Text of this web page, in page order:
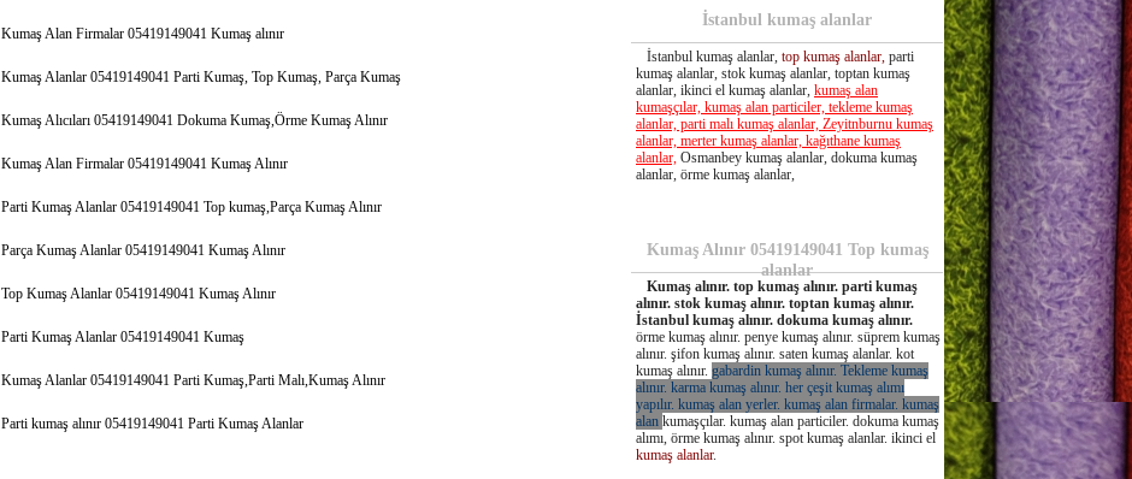
Kumaş Alan Firmalar 05419149041 Kumaş alınır
Kumaş Alanlar 05419149041 Parti Kumaş, Top Kumaş, Parça Kumaş
Kumaş Alıcıları 05419149041 Dokuma Kumaş,Örme Kumaş Alınır
Kumaş Alan Firmalar 05419149041 Kumaş Alınır
Parti Kumaş Alanlar 05419149041 Top kumaş,Parça Kumaş Alınır
Parça Kumaş Alanlar 05419149041 Kumaş Alınır
Top Kumaş Alanlar 05419149041 Kumaş Alınır
Parti Kumaş Alanlar 05419149041 Kumaş
Kumaş Alanlar 05419149041 Parti Kumaş,Parti Malı,Kumaş Alınır
Parti kumaş alınır 05419149041 Parti Kumaş Alanlar
İstanbul kumaş alanlar
İstanbul kumaş alanlar, top kumaş alanlar, parti
kumaş alanlar, stok kumaş alanlar, toptan kumaş
alanlar, ikinci el kumaş alanlar, kumaş alan
kumaşçılar, kumaş alan particiler, tekleme kumaş
alanlar, parti malı kumaş alanlar, Zeyitnburnu kumaş
alanlar, merter kumaş alanlar, kağıthane kumaş
alanlar, Osmanbey kumaş alanlar, dokuma kumaş
alanlar, örme kumaş alanlar,
Kumaş Alınır 05419149041 Top kumaş
alanlar
Kumaş alınır. top kumaş alınır. parti kumaş
alınır. stok kumaş alınır. toptan kumaş alınır.
İstanbul kumaş alınır. dokuma kumaş alınır.
örme kumaş alınır. penye kumaş alınır. süprem kumaş
alınır. şifon kumaş alınır. saten kumaş alanlar. kot
kumaş alınır. gabardin kumaş alınır. Tekleme kumaş
alınır. karma kumaş alınır. her çeşit kumaş alımı
yapılır. kumaş alan yerler. kumaş alan firmalar. kumaş
alan kumaşçılar. kumaş alan particiler. dokuma kumaş
alımı, örme kumaş alınır. spot kumaş alanlar. ikinci el
kumaş alanlar.